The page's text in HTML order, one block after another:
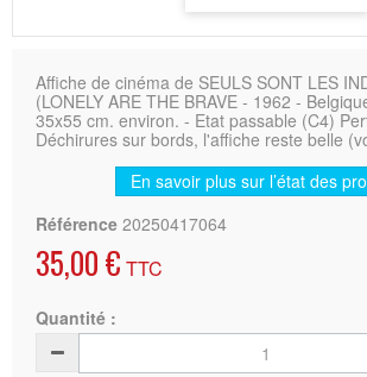
Affiche de cinéma de SEULS SONT LES
(LONELY ARE THE BRAVE - 1962 -
35x55 cm. environ. - Etat passable (C4)
Déchirures sur bords, l'affiche reste belle
En savoir plus sur l’état des
Référence 20250417064
35,00 € TTC
Quantité :